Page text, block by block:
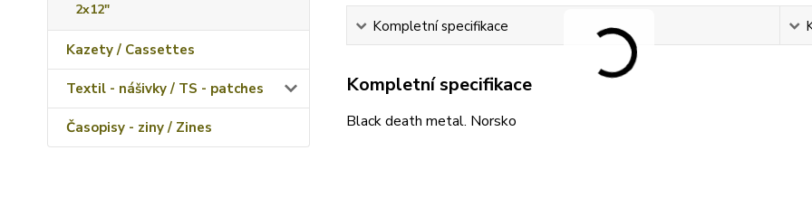
2x12"
Kazety / Cassettes
Textil - nášivky / TS - patches
Časopisy - ziny / Zines
Kompletní specifikace
Kompletní specifikace
Black death metal. Norsko